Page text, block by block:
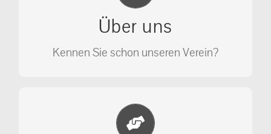
Über uns
Kennen Sie schon unseren Verein?
Wir sehen nicht weg, wir retten!
Jetzt Mitglied werden